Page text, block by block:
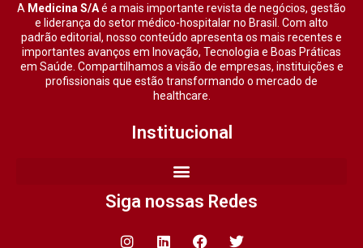
A Medicina S/Aé a mais importante revista de negócios, gestão
e liderança do setor médico-hospitalar no Brasil. Com alto
padrão editorial, nosso conteúdo apresenta os mais recentes e
importantes avanços em Inovação, Tecnologia e Boas Práticas
em Saúde. Compartilhamos a visão de empresas, instituições e
profissionais que estão transformando o mercado de
healthcare.
Institucional
Siga nossas Redes